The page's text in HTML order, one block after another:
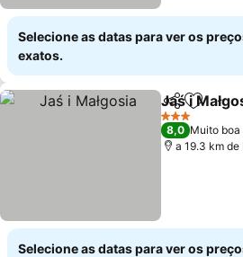
Selecione as datas para ver os
exatos.
Partilhar
Jaś i
3 Estrelas
8,0 Muito boa
a 19.3 km de
Selecione as datas para ver os